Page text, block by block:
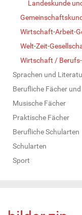
Landeskunde
Wirtschaft-Arbeit-
Welt-Zeit-
Wirtschaft /
Sprachen und
Berufliche Fächer
Musische Fächer
Praktische Fächer
Berufliche Schularten
Schularten
Sport